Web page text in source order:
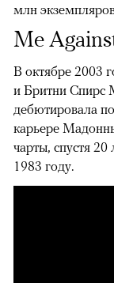
млн
Me
В октябре 2003
и Бритни Спирс
дебютировала
карьере
чарты, спустя
1983 году.